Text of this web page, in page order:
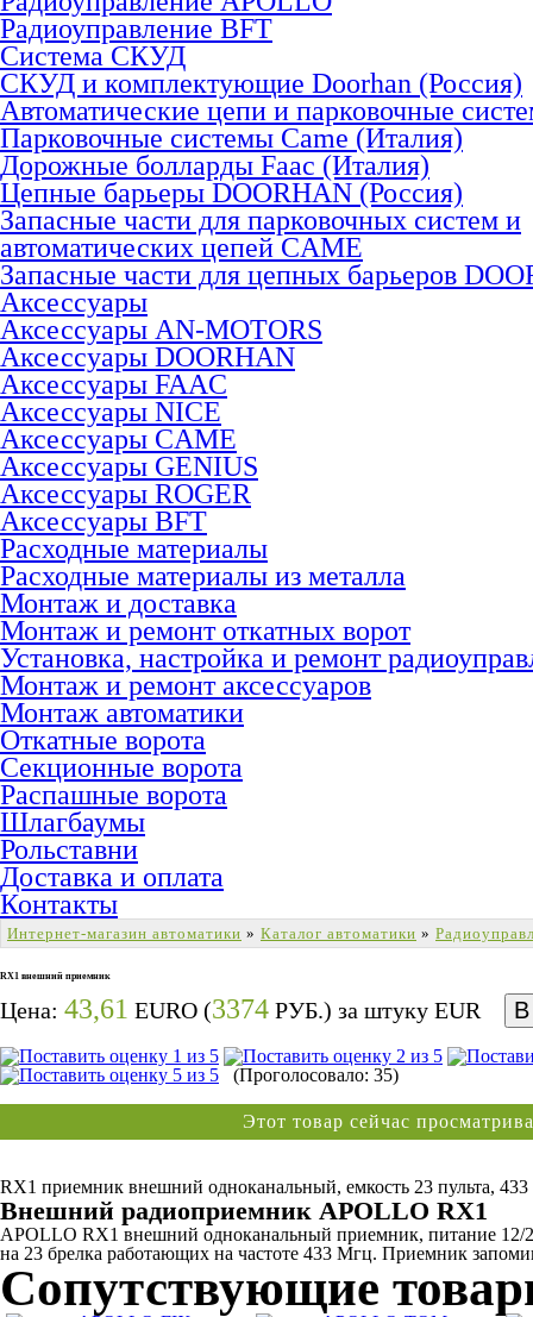
Радиоуправление BFT
Система СКУД
СКУД и комплектующие Doorhan (Россия)
Автоматические цепи и парковочные
Парковочные системы Came (Италия)
Дорожные болларды Faac (Италия)
Цепные барьеры DOORHAN (Россия)
Запасные части для парковочных систем и
автоматических цепей CAME
Запасные части для цепных барьеров
Аксессуары
Аксессуары AN-MOTORS
Аксесcуары DOORHAN
Аксесcуары FAAC
Аксесcуары NICE
Аксессуары CAME
Аксессуары GENIUS
Аксессуары ROGER
Аксесcуары BFT
Расходные материалы
Расходные материалы из металла
Монтаж и доставка
Монтаж и ремонт откатных ворот
Установка, настройка и ремонт
Монтаж и ремонт аксессуаров
Монтаж автоматики
Откатные ворота
Секционные ворота
Распашные ворота
Шлагбаумы
Рольставни
Доставка и оплата
Контакты
Интернет-магазин автоматики » Каталог автоматики »
RX1 внешний приемник
Цена: 43,61 EURO (3374 РУБ.) за штуку EUR
(Проголосовало: 35)
Этот товар сейчас
Внешний радиоприемник APOLLO RX1
APOLLO RX1 внешний одноканальный приемник, питание 12/
на 23 брелка работающих на частоте 433 Мгц. Приемник
Сопутствующие